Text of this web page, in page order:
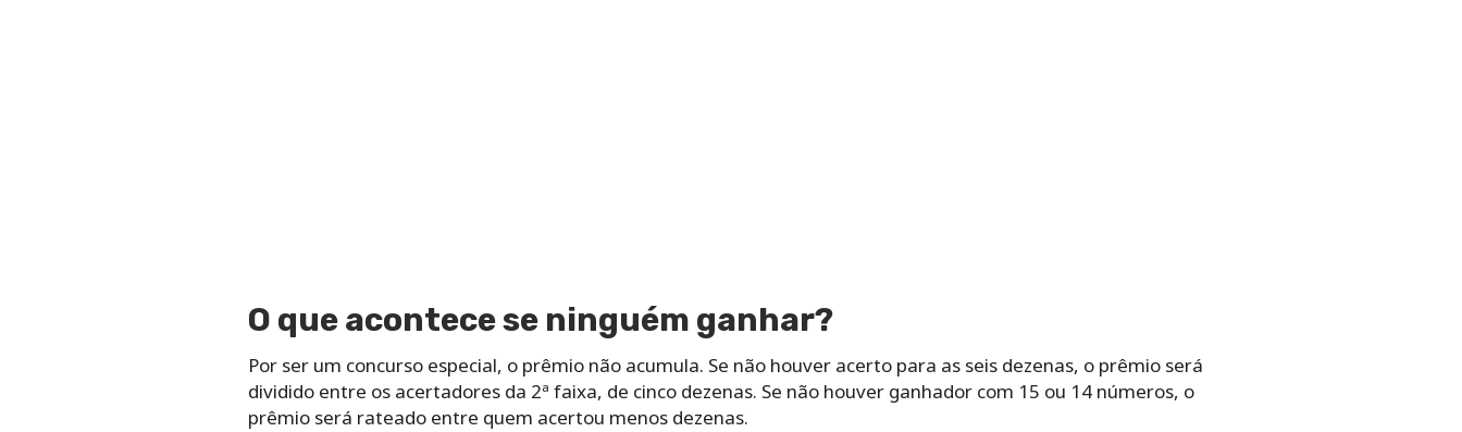
O que acontece se ninguém ganhar?
Por ser um concurso especial, o prêmio não acumula. Se não houver acerto para as seis dezenas, o prêmio será
dividido entre os acertadores da 2ª faixa, de cinco dezenas. Se não houver ganhador com 15 ou 14 números, o
prêmio será rateado entre quem acertou menos dezenas.